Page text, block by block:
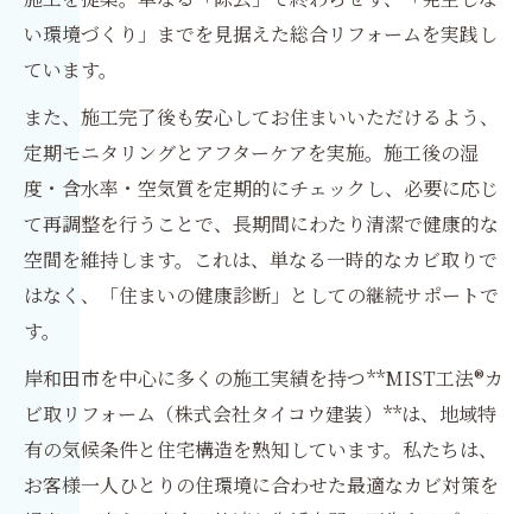
い環境づくり」までを見据えた総合リフォームを実践し
ています。
また、施工完了後も安心してお住まいいただけるよう、
定期モニタリングとアフターケアを実施。施工後の湿
度・含水率・空気質を定期的にチェックし、必要に応じ
て再調整を行うことで、長期間にわたり清潔で健康的な
空間を維持します。これは、単なる一時的なカビ取りで
はなく、「住まいの健康診断」としての継続サポートで
す。
岸和田市を中心に多くの施工実績を持つ**MIST工法®カ
ビ取リフォーム（株式会社タイコウ建装）**は、地域特
有の気候条件と住宅構造を熟知しています。私たちは、
お客様一人ひとりの住環境に合わせた最適なカビ対策を